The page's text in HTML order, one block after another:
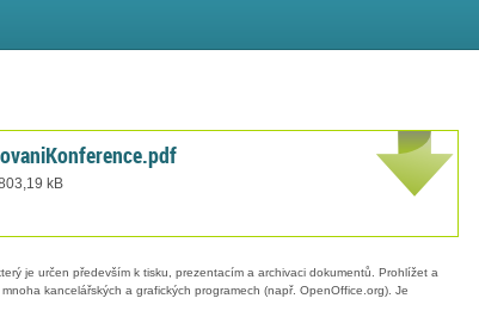
kB
je určen především k tisku, prezentacím a archivaci dokumentů. Prohlížet a
kancelářských a grafických programech (např. OpenOffice.org). Je